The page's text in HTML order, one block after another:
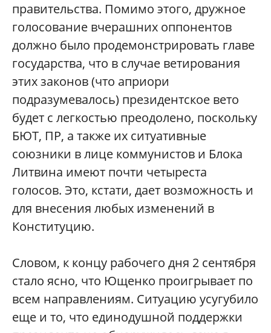
правительства. Помимо этого, дружное
голосование вчерашних оппонентов
должно было продемонстрировать главе
государства, что в случае ветирования
этих законов (что априори
подразумевалось) президентское вето
будет с легкостью преодолено, поскольку
БЮТ, ПР, а также их ситуативные
союзники в лице коммунистов и Блока
Литвина имеют почти четыреста
голосов. Это, кстати, дает возможность и
для внесения любых изменений в
Конституцию.
Словом, к концу рабочего дня 2 сентября
стало ясно, что Ющенко проигрывает по
всем направлениям. Ситуацию усугубило
еще и то, что единодушной поддержки